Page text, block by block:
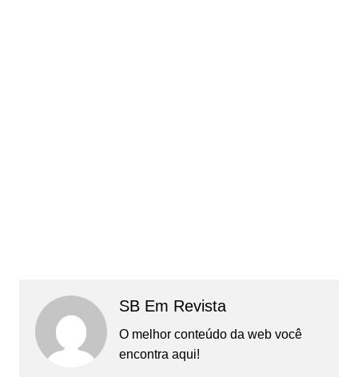
SB Em Revista
O melhor conteúdo da web você
encontra aqui!